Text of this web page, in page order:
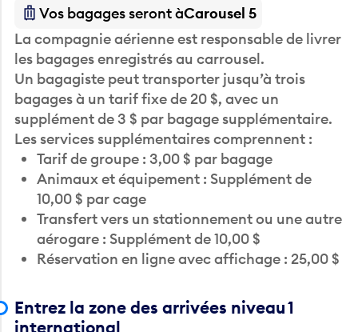
Vos bagages seront àCarousel 5
La compagnie aérienne est responsable de livrer
les bagages enregistrés au carrousel.
Un bagagiste peut transporter jusqu’à trois
bagages à un tarif fixe de 20 $, avec un
supplément de 3 $ par bagage supplémentaire.
Les services supplémentaires comprennent :
Tarif de groupe : 3,00 $ par bagage
Animaux et équipement : Supplément de
10,00 $ par cage
Transfert vers un stationnement ou une autre
aérogare : Supplément de 10,00 $
Réservation en ligne avec affichage : 25,00 $
Entrez la zone des arrivées niveau 1